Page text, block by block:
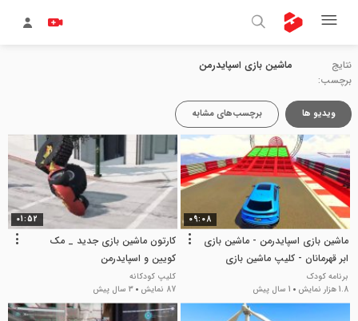
نتایج
برچسب:
ماشین بازی اسپایدرمن
ویدیو ها برچسب‌های مشابه
09:08
ماشین بازی اسپایدرمن - ماشین بازی
ابر قهرمانان - کلیپ ماشین بازی
برنامه کودک
1.8 هزار نمایش
1 سال پیش
01:52
کارتون ماشین بازی جدید _ مک
کویین و اسپایدرمن
کلیپ کودکانه
87 نمایش
3 سال پیش